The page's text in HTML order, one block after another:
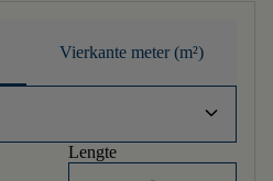
Vierkante meter (m²)
keyboard_arrow_down
Lengte